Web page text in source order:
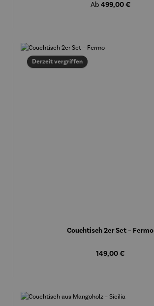
Regulärer Preis:
Ab 499,00 €
Derzeit vergriffen
Couchtisch 2er Set – Fermo
Regulärer Preis:
149,00 €